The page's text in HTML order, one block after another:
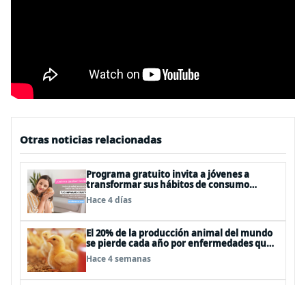
Otras noticias relacionadas
Programa gratuito invita a jóvenes a
transformar sus hábitos de consumo
cosmético, alimenticio y de moda
Hace 4 días
El 20% de la producción animal del mundo
se pierde cada año por enfermedades que
se pueden evitar
Hace 4 semanas